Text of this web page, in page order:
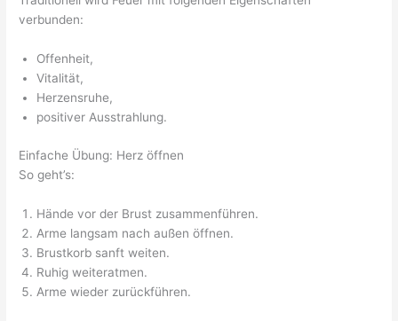
verbunden:
Offenheit,
Vitalität,
Herzensruhe,
positiver Ausstrahlung.
Einfache Übung: Herz öffnen
So geht’s:
Hände vor der Brust zusammenführen.
Arme langsam nach außen öffnen.
Brustkorb sanft weiten.
Ruhig weiteratmen.
Arme wieder zurückführen.